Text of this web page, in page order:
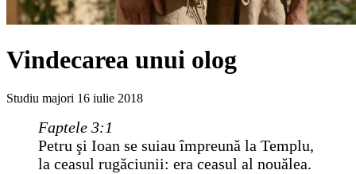
Vindecarea unui olog
Studiu majori 16 iulie 2018
Faptele 3:1
Petru şi Ioan se suiau împreună la Templu,
la ceasul rugăciunii: era ceasul al nouălea.